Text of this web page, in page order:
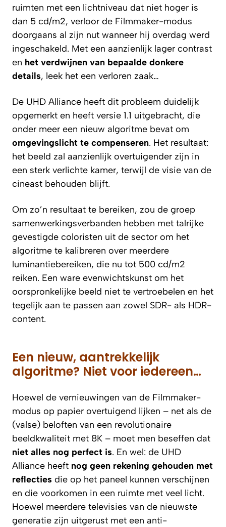
ruimten met een lichtniveau dat niet hoger is
dan 5 cd/m2, verloor de Filmmaker-modus
doorgaans al zijn nut wanneer hij overdag werd
ingeschakeld. Met een aanzienlijk lager contrast
en het verdwijnen van bepaalde donkere
details, leek het een verloren zaak…
De UHD Alliance heeft dit probleem duidelijk
opgemerkt en heeft versie 1.1 uitgebracht, die
onder meer een nieuw algoritme bevat om
omgevingslicht te compenseren. Het resultaat:
het beeld zal aanzienlijk overtuigender zijn in
een sterk verlichte kamer, terwijl de visie van de
cineast behouden blijft.
Om zo’n resultaat te bereiken, zou de groep
samenwerkingsverbanden hebben met talrijke
gevestigde coloristen uit de sector om het
algoritme te kalibreren over meerdere
luminantiebereiken, die nu tot 500 cd/m2
reiken. Een ware evenwichtskunst om het
oorspronkelijke beeld niet te vertroebelen en het
tegelijk aan te passen aan zowel SDR- als HDR-
content.
Een nieuw, aantrekkelijk
algoritme? Niet voor iedereen…
Hoewel de vernieuwingen van de Filmmaker-
modus op papier overtuigend lijken – net als de
(valse) beloften van een revolutionaire
beeldkwaliteit met 8K – moet men beseffen dat
niet alles nog perfect is. En wel: de UHD
Alliance heeft nog geen rekening gehouden met
reflecties die op het paneel kunnen verschijnen
en die voorkomen in een ruimte met veel licht.
Hoewel meerdere televisies van de nieuwste
generatie zijn uitgerust met een anti-